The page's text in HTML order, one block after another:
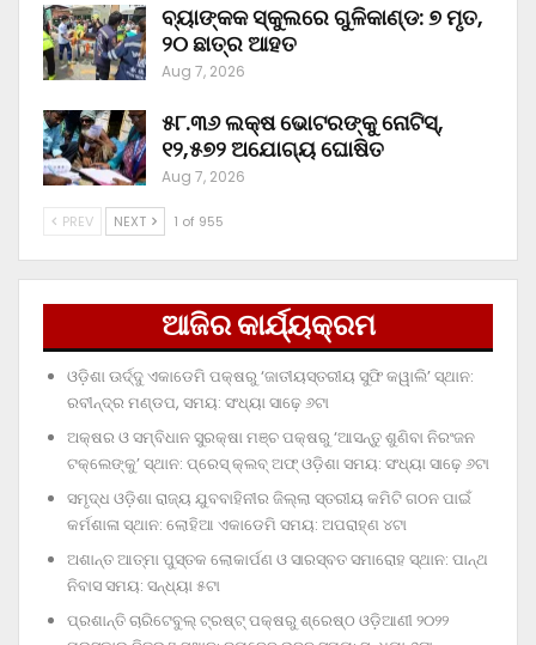
ବ୍ୟାଙ୍କକ ସ୍କୁଲରେ ଗୁଳିକାଣ୍ଡ: ୭ ମୃତ,
୨୦ ଛାତ୍ର ଆହତ
Aug 7, 2026
୫୮.୩୬ ଲକ୍ଷ ଭୋଟରଙ୍କୁ ନୋଟିସ୍‌,
୧୨,୫୭୨ ଅଯୋଗ୍ୟ ଘୋଷିତ
Aug 7, 2026
PREV NEXT 1 of 955
ଆଜିର କାର୍ଯ୍ୟକ୍ରମ
ଓଡ଼ିଶା ଊର୍ଦ୍ଦୁ ଏକାଡେମି ପକ୍ଷରୁ ‘ଜାତୀୟସ୍ତରୀୟ ସୁଫି କୱାଲି’ ସ୍ଥାନ:
ରବୀନ୍ଦ୍ର ମଣ୍ଡପ, ସମୟ: ସଂଧ୍ୟା ସାଢ଼େ ୬ଟା
ଅକ୍ଷର ଓ ସମ୍ବିଧାନ ସୁରକ୍ଷା ମଞ୍ଚ ପକ୍ଷରୁ ‘ଆସନ୍ତୁ ଶୁଣିବା ନିରଂଜନ
ଟକ୍‌ଲେଙ୍କୁ’ ସ୍ଥାନ: ପ୍ରେସ୍‌ କ୍ଲବ୍‌ ଅଫ୍‌ ଓଡ଼ିଶା ସମୟ: ସଂଧ୍ୟା ସାଢ଼େ ୬ଟା
ସମୃଦ୍ଧ ଓଡ଼ିଶା ରାଜ୍ୟ ଯୁବବାହିନୀର ଜିଲ୍ଲା ସ୍ତରୀୟ କମିଟି ଗଠନ ପାଇଁ
କର୍ମଶାଳା ସ୍ଥାନ: ଲୋହିଆ ଏକାଡେମି ସମୟ: ଅପରାହ୍‌ଣ ୪ଟା
ଅଶାନ୍ତ ଆତ୍ମା ପୁସ୍ତକ ଲୋକାର୍ପଣ ଓ ସାରସ୍ବତ ସମାରୋହ ସ୍ଥାନ: ପାନ୍ଥ
ନିବାସ ସମୟ: ସନ୍ଧ୍ୟା ୫ଟା
ପ୍ରଶାନ୍ତି ଚାରିଟେବୁଲ୍‌ ଟ୍ରଷ୍ଟ୍‌ ପକ୍ଷରୁ ଶ୍ରେଷ୍ଠ ଓଡ଼ିଆଣୀ ୨୦୨୨